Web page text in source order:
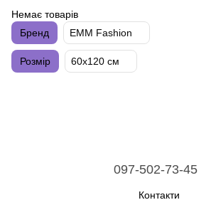
Немає товарів
Бренд
EMM Fashion
Розмір 60х120 см
097-502-73-45
Контакти